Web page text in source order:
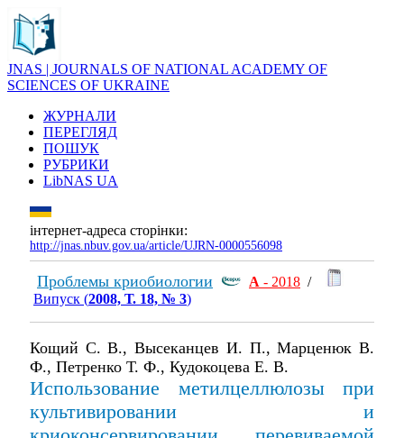
JNAS | JOURNALS OF NATIONAL ACADEMY OF
SCIENCES OF UKRAINE
ЖУРНАЛИ
ПЕРЕГЛЯД
ПОШУК
РУБРИКИ
LibNAS UA
інтернет-адреса сторінки:
http://jnas.nbuv.gov.ua/article/UJRN-0000556098
Проблемы криобиологии А - 2018 /
Випуск (2008, Т. 18, № 3)
Кощий С. В., Высеканцев И. П., Марценюк В.
Ф., Петренко Т. Ф., Кудокоцева Е. В.
Использование метилцеллюлозы при
культивировании и